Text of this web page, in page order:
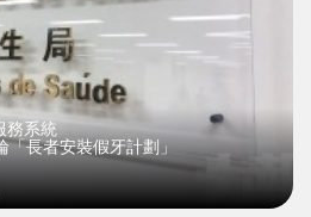
務系統
「長者安裝假牙計劃」